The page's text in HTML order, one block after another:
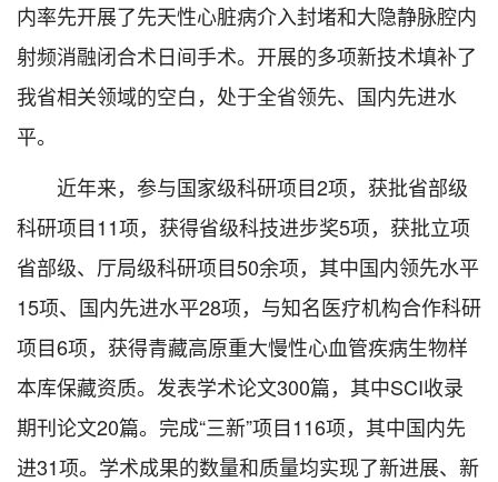
内率先开展了先天性心脏病介入封堵和大隐静脉腔内
射频消融闭合术日间手术。开展的多项新技术填补了
我省相关领域的空白，处于全省领先、国内先进水
平。
近年来，参与国家级科研项目2项，获批省部级
科研项目11项，获得省级科技进步奖5项，获批立项
省部级、厅局级科研项目50余项，其中国内领先水平
15项、国内先进水平28项，与知名医疗机构合作科研
项目6项，获得青藏高原重大慢性心血管疾病生物样
本库保藏资质。发表学术论文300篇，其中SCI收录
期刊论文20篇。完成“三新”项目116项，其中国内先
进31项。学术成果的数量和质量均实现了新进展、新